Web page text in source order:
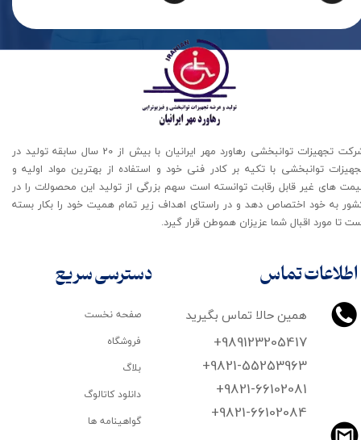
اطلاعات تماس
همین حالا تماس بگیرید
+989123205417
+9821-55253963
+9821-66102081
​​​​​​​+9821-66102084
شرکت تجهیزات توانبخشی رهاورد مهر ایرانیان با بیش از 20 سال سابقه تولید در
توانبخشی با تکیه بر کادر فنی خود و استفاده از بهترین مواد اولیه و
های غیر قابل رقابت توانسته است سهم بزرگی از تولید این محصولات را در
به خود اختصاص دهد و در راستای اهداف زیر تمام همیت خود را بکار بسته
تا مورد اقبال شما عزیزان هموطن قرار گیرد​​​​​​​.
صفحه نخست
فروشگاه
بلاگ
دانلود کاتالوگ
گواهینامه ها
دسترسی سریع